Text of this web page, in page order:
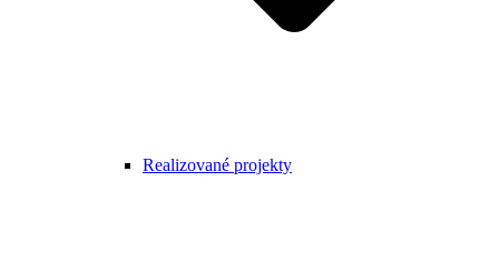
Realizované projekty